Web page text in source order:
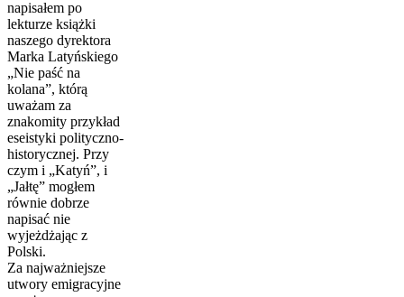
napisałem po
lekturze książki
naszego dyrektora
Marka Latyńskiego
„Nie paść na
kolana”, którą
uważam za
znakomity przykład
eseistyki polityczno-
historycznej. Przy
czym i „Katyń”, i
„Jałtę” mogłem
równie dobrze
napisać nie
wyjeżdżając z
Polski.
Za najważniejsze
utwory emigracyjne